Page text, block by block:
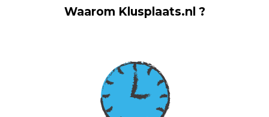
Waarom Klusplaats.nl ?